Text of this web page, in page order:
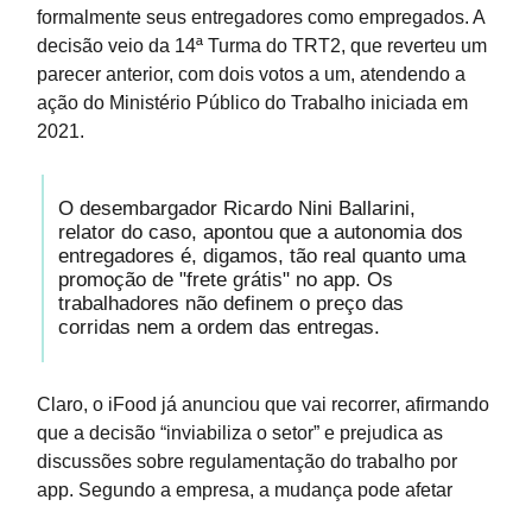
formalmente seus entregadores como empregados. A
decisão veio da 14ª Turma do TRT2, que reverteu um
parecer anterior, com dois votos a um, atendendo a
ação do Ministério Público do Trabalho iniciada em
2021.
O desembargador Ricardo Nini Ballarini,
relator do caso, apontou que a autonomia dos
entregadores é, digamos, tão real quanto uma
promoção de "frete grátis" no app. Os
trabalhadores não definem o preço das
corridas nem a ordem das entregas.
Claro, o iFood já anunciou que vai recorrer, afirmando
que a decisão “inviabiliza o setor” e prejudica as
discussões sobre regulamentação do trabalho por
app. Segundo a empresa, a mudança pode afetar